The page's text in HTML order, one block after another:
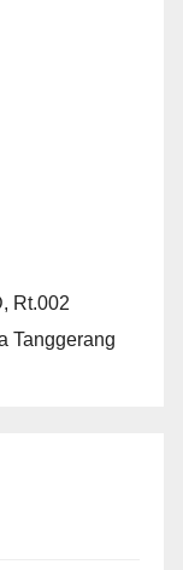
Rt.002
Tanggerang